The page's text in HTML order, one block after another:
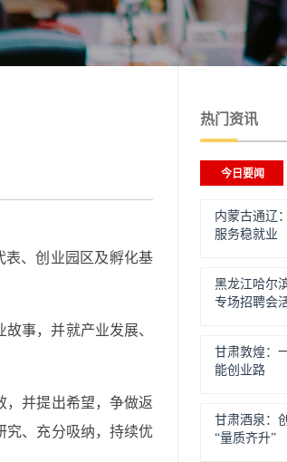
表、创业园区及孵化基
事，并就产业发展、
，并提出希望，争做返
究、充分吸纳，持续优
热门资讯
今日要闻
内蒙古通辽
服务稳就业
黑龙江哈尔
专场招聘会
甘肃敦煌：
能创业路
甘肃酒泉：
“量质齐升”